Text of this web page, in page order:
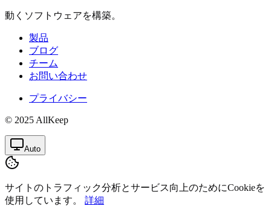
動くソフトウェアを構築。
製品
ブログ
チーム
お問い合わせ
プライバシー
© 2025 AllKeep
Auto
サイトのトラフィック分析とサービス向上のためにCookieを
使用しています。
詳細